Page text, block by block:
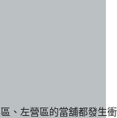
、左營區的當舖都發生衝